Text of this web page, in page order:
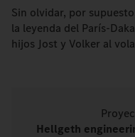
Sin olvidar, por
la leyenda del París-
hijos Jost y Volker al
Hellgeth